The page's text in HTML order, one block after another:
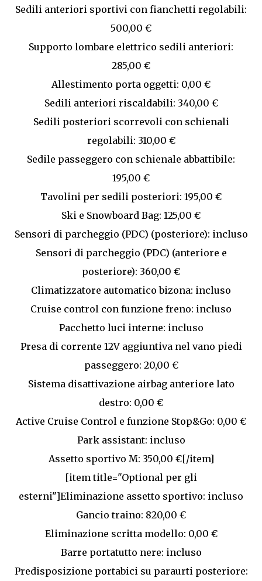
Sedili anteriori sportivi con fianchetti regolabili:
500,00 €
Supporto lombare elettrico sedili anteriori:
285,00 €
Allestimento porta oggetti: 0,00 €
Sedili anteriori riscaldabili: 340,00 €
Sedili posteriori scorrevoli con schienali
regolabili: 310,00 €
Sedile passeggero con schienale abbattibile:
195,00 €
Tavolini per sedili posteriori: 195,00 €
Ski e Snowboard Bag: 125,00 €
Sensori di parcheggio (PDC) (posteriore): incluso
Sensori di parcheggio (PDC) (anteriore e
posteriore): 360,00 €
Climatizzatore automatico bizona: incluso
Cruise control con funzione freno: incluso
Pacchetto luci interne: incluso
Presa di corrente 12V aggiuntiva nel vano piedi
passeggero: 20,00 €
Sistema disattivazione airbag anteriore lato
destro: 0,00 €
Active Cruise Control e funzione Stop&Go: 0,00 €
Park assistant: incluso
Assetto sportivo M: 350,00 €[/item]
[item title="Optional per gli
esterni"]Eliminazione assetto sportivo: incluso
Gancio traino: 820,00 €
Eliminazione scritta modello: 0,00 €
Barre portatutto nere: incluso
Predisposizione portabici su paraurti posteriore: